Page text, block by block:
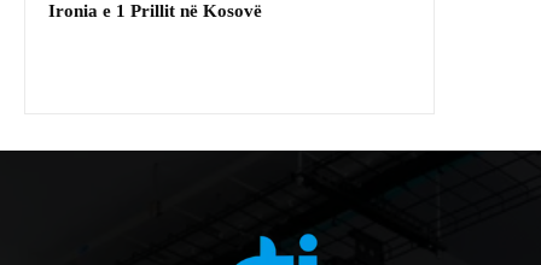
Ironia e 1 Prillit në Kosovë